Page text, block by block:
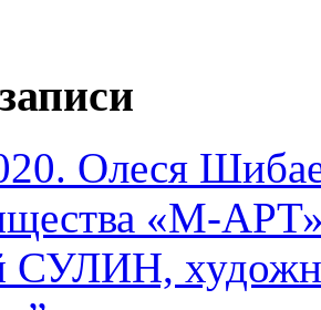
Олеся
«М-
СУЛИН,